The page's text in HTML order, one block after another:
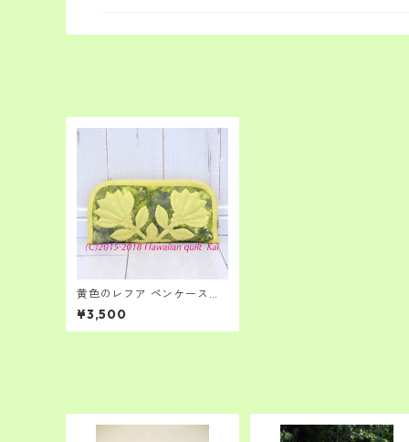
黄色のレフア ペンケース
ポーチ ハワイアンキルト
キット キルト経験者さん
～
¥3,500